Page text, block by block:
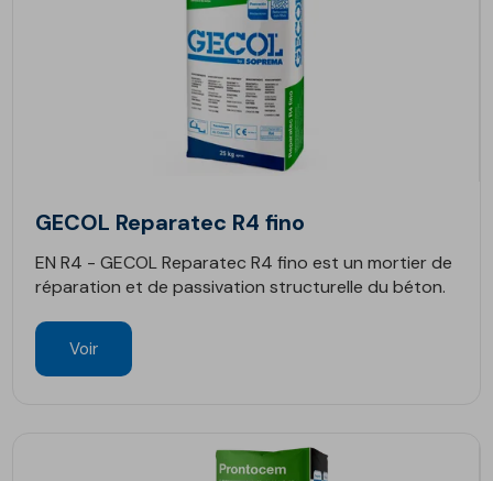
GECOL Reparatec R4 fino
EN R4 - GECOL Reparatec R4 fino est un mortier de
réparation et de passivation structurelle du béton.
Voir